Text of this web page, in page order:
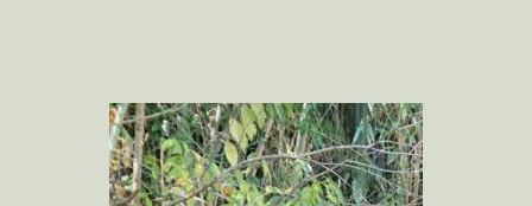
インターンを随時受け入れています